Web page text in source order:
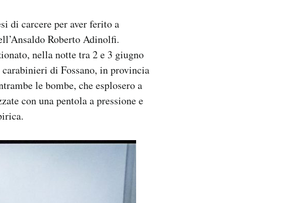
di carcere per aver ferito a
Roberto Adinolfi.
nella notte ​​tra 2 e 3 giugno
di Fossano, in provincia
le bombe, che esplosero a
con una pentola a pressione e